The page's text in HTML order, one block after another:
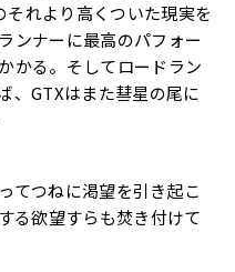
それより高くついた現実を
ンナーに最高のパフォー
かる。そしてロードラン
、GTXはまた彗星の尾に
てつねに渇望を引き起こ
る欲望すらも焚き付けて